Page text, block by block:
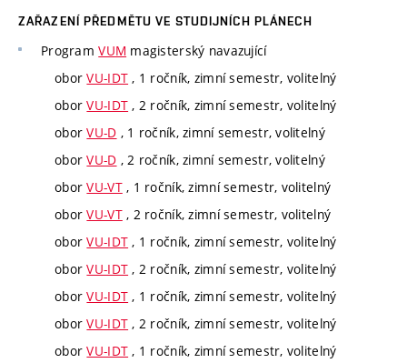
ZAŘAZENÍ PŘEDMĚTU VE STUDIJNÍCH PLÁNECH
ProgramVUM magisterský navazující
oborVU-IDT , 1 ročník, zimní semestr, volitelný
oborVU-IDT , 2 ročník, zimní semestr, volitelný
oborVU-D , 1 ročník, zimní semestr, volitelný
oborVU-D , 2 ročník, zimní semestr, volitelný
oborVU-VT, 1 ročník, zimní semestr, volitelný
oborVU-VT, 2 ročník, zimní semestr, volitelný
oborVU-IDT , 1 ročník, zimní semestr, volitelný
oborVU-IDT , 2 ročník, zimní semestr, volitelný
oborVU-IDT , 1 ročník, zimní semestr, volitelný
oborVU-IDT , 2 ročník, zimní semestr, volitelný
oborVU-IDT , 1 ročník, zimní semestr, volitelný